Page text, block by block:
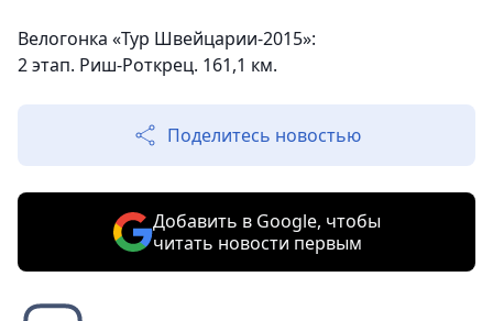
Велогонка «Тур Швейцарии-2015»:
2 этап. Риш-Роткрец. 161,1 км.
Поделитесь новостью
Добавить в Google, чтобы
читать новости первым